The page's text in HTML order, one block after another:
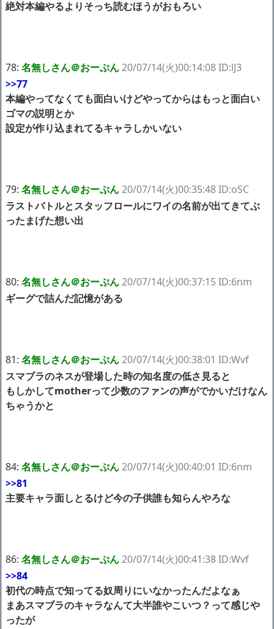
絶対本編やるよりそっち読むほうがおもろい
78: 名無しさん＠おーぷん20/07/14(火)00:14:08 ID:lJ3
>>77
本編やってなくても面白いけどやってからはもっと面白い
ゴマの説明とか
設定が作り込まれてるキャラしかいない
79: 名無しさん＠おーぷん20/07/14(火)00:35:48 ID:oSC
ラストバトルとスタッフロールにワイの名前が出てきてぶ
ったまげた想い出
80: 名無しさん＠おーぷん20/07/14(火)00:37:15 ID:6nm
ギーグで詰んだ記憶がある
81: 名無しさん＠おーぷん20/07/14(火)00:38:01 ID:Wvf
スマブラのネスが登場した時の知名度の低さ見ると
もしかしてmotherって少数のファンの声がでかいだけなん
ちゃうかと
84: 名無しさん＠おーぷん20/07/14(火)00:40:01 ID:6nm
>>81
主要キャラ面しとるけど今の子供誰も知らんやろな
86: 名無しさん＠おーぷん20/07/14(火)00:41:38 ID:Wvf
>>84
初代の時点で知ってる奴周りにいなかったんだよなぁ
まあスマブラのキャラなんて大半誰やこいつ？って感じや
ったが